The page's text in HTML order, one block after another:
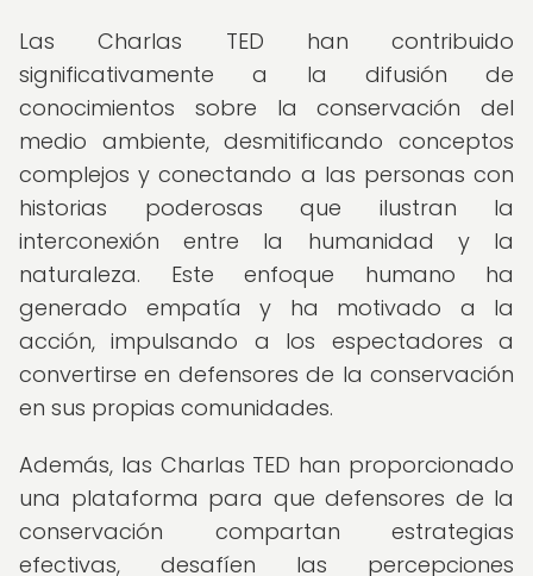
Las Charlas TED han contribuido
significativamente a la difusión de
conocimientos sobre la conservación del
medio ambiente, desmitificando conceptos
complejos y conectando a las personas con
historias poderosas que ilustran la
interconexión entre la humanidad y la
naturaleza. Este enfoque humano ha
generado empatía y ha motivado a la
acción, impulsando a los espectadores a
convertirse en defensores de la conservación
en sus propias comunidades.
Además, las Charlas TED han proporcionado
una plataforma para que defensores de la
conservación compartan estrategias
efectivas, desafíen las percepciones